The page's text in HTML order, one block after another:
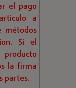
el pago
a
métodos
Si el
la firma
partes.